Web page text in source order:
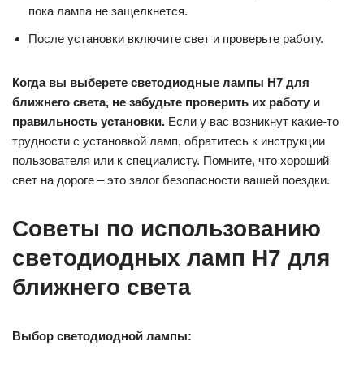
пока лампа не защелкнется.
После установки включите свет и проверьте работу.
Когда вы выберете светодиодные лампы H7 для
ближнего света, не забудьте проверить их работу и
правильность установки. Если у вас возникнут какие-то
трудности с установкой ламп, обратитесь к инструкции
пользователя или к специалисту. Помните, что хороший
свет на дороге – это залог безопасности вашей поездки.
Советы по использованию
светодиодных ламп H7 для
ближнего света
Выбор светодиодной лампы: